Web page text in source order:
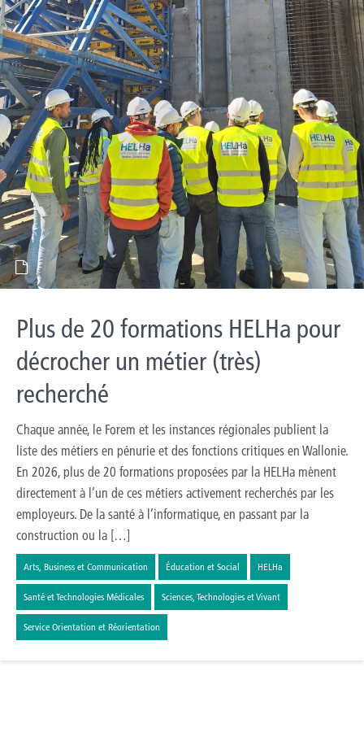
Plus de 20 formations HELHa pour
décrocher un métier (très)
recherché
Chaque année, le Forem et les instances régionales publient la
liste des métiers en pénurie et des fonctions critiques en Wallonie.
En 2026, plus de 20 formations proposées par la HELHa mènent
directement à l’un de ces métiers activement recherchés par les
employeurs. De la santé à l’informatique, en passant par la
construction ou la […]
Arts, Business et Communication Éducation et Social HELHa
Santé et Technologies Médicales Sciences, Technologies et Vivant
Service Orientation et Réorientation